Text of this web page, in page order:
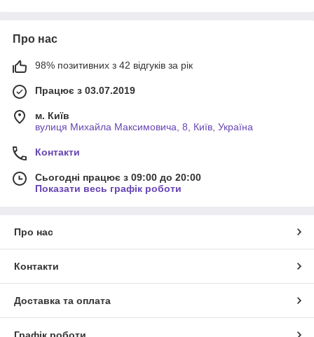
Про нас
98% позитивних з 42 відгуків за рік
Працює з 03.07.2019
м. Київ
вулиця Михайла Максимовича, 8, Київ, Україна
Контакти
Сьогодні працює з 09:00 до 20:00
Показати весь графік роботи
Про нас
Контакти
Доставка та оплата
Графік роботи